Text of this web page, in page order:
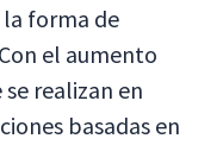
forma de
el aumento
realizan en
basadas en